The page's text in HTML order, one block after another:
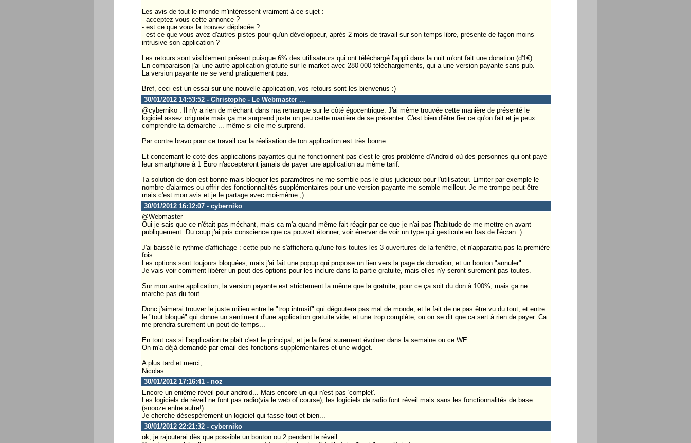
Les avis de tout le monde m'intéressent vraiment à ce sujet :
- acceptez vous cette annonce ?
- est ce que vous la trouvez déplacée ?
- est ce que vous avez d'autres pistes pour qu'un développeur, après 2 mois de travail sur son temps libre, présente de façon moins
intrusive son application ?
Les retours sont visiblement présent puisque 6% des utilisateurs qui ont téléchargé l'appli dans la nuit m'ont fait une donation (d'1€).
En comparaison j'ai une autre application gratuite sur le market avec 280 000 téléchargements, qui a une version payante sans pub.
La version payante ne se vend pratiquement pas.
Bref, ceci est un essai sur une nouvelle application, vos retours sont les bienvenus :)
30/01/2012 14:53:52 - Christophe - Le Webmaster ...
@cyberniko : Il n'y a rien de méchant dans ma remarque sur le côté égocentrique. J'ai même trouvée cette manière de présenté le
logiciel assez originale mais ça me surprend juste un peu cette manière de se présenter. C'est bien d'être fier ce qu'on fait et je peux
comprendre ta démarche ... même si elle me surprend.
Par contre bravo pour ce travail car la réalisation de ton application est très bonne.
Et concernant le coté des applications payantes qui ne fonctionnent pas c'est le gros problème d'Android où des personnes qui ont payé
leur smartphone à 1 Euro n'accepteront jamais de payer une application au même tarif.
Ta solution de don est bonne mais bloquer les paramètres ne me semble pas le plus judicieux pour l'utilisateur. Limiter par exemple le
nombre d'alarmes ou offrir des fonctionnalités supplémentaires pour une version payante me semble meilleur. Je me trompe peut être
mais c'est mon avis et je le partage avec moi-même ;)
30/01/2012 16:12:07 - cyberniko
@Webmaster
Oui je sais que ce n'était pas méchant, mais ca m'a quand même fait réagir par ce que je n'ai pas l'habitude de me mettre en avant
publiquement. Du coup j'ai pris conscience que ca pouvait étonner, voir énerver de voir un type qui gesticule en bas de l'écran :)
J'ai baissé le rythme d'affichage : cette pub ne s'affichera qu'une fois toutes les 3 ouvertures de la fenêtre, et n'apparaitra pas la première
fois.
Les options sont toujours bloquées, mais j'ai fait une popup qui propose un lien vers la page de donation, et un bouton "annuler".
Je vais voir comment libérer un peut des options pour les inclure dans la partie gratuite, mais elles n'y seront surement pas toutes.
Sur mon autre application, la version payante est strictement la même que la gratuite, pour ce ça soit du don à 100%, mais ça ne
marche pas du tout.
Donc j'aimerai trouver le juste milieu entre le "trop intrusif" qui dégoutera pas mal de monde, et le fait de ne pas être vu du tout; et entre
le "tout bloqué" qui donne un sentiment d'une application gratuite vide, et une trop complète, ou on se dit que ca sert à rien de payer. Ca
me prendra surement un peut de temps...
En tout cas si l’application te plait c'est le principal, et je la ferai surement évoluer dans la semaine ou ce WE.
On m'a déjà demandé par email des fonctions supplémentaires et une widget.
A plus tard et merci,
Nicolas
30/01/2012 17:16:41 - noz
Encore un enième réveil pour android... Mais encore un qui n'est pas 'complet'.
Les logiciels de réveil ne font pas radio(via le web of course), les logiciels de radio font réveil mais sans les fonctionnalités de base
(snooze entre autre!)
Je cherche désespérément un logiciel qui fasse tout et bien...
30/01/2012 22:21:32 - cyberniko
ok, je rajouterai dès que possible un bouton ou 2 pendant le réveil.